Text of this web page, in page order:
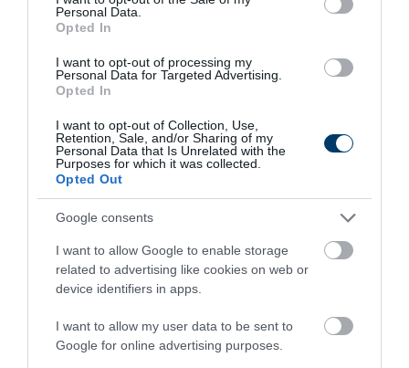
Personal Data.
Opted In
I want to opt-out of processing my
Personal Data for Targeted Advertising.
Opted In
I want to opt-out of Collection, Use,
Retention, Sale, and/or Sharing of my
Personal Data that Is Unrelated with the
Purposes for which it was collected.
Opted Out
Google consents
I want to allow Google to enable storage
related to advertising like cookies on web or
device identifiers in apps.
I want to allow my user data to be sent to
Google for online advertising purposes.
5 Hidden Signs You Have Worms Inside Your
Body
228 160 341